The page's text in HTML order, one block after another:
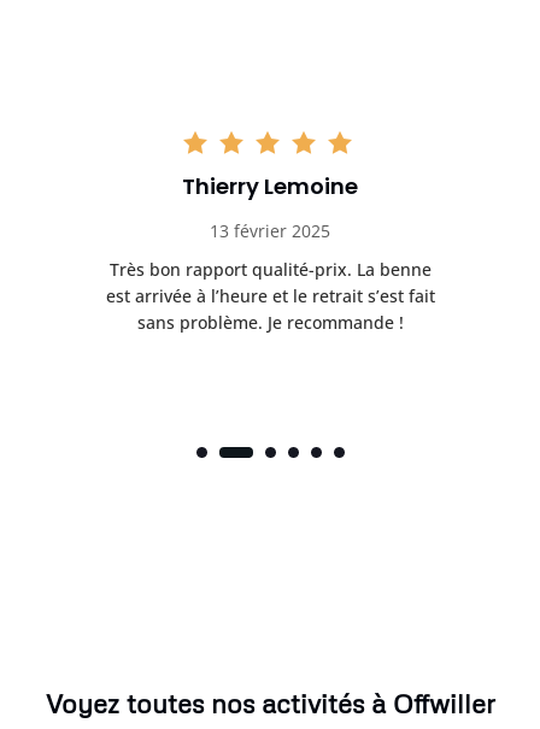
Thierry Lemoine
13 février 2025
Très bon rapport qualité-prix. La benne
est arrivée à l’heure et le retrait s’est fait
sans problème. Je recommande !
Voyez toutes nos activités à Offwiller